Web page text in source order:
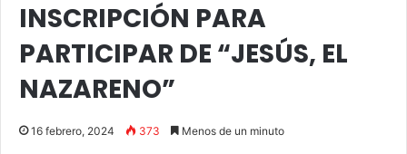
INSCRIPCIÓN PARA
PARTICIPAR DE “JESÚS, EL
NAZARENO”
16 febrero, 2024 373 Menos de un minuto